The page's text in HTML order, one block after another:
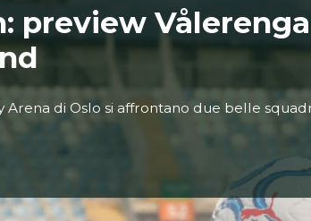
preview
Arena di Oslo si affrontano due belle